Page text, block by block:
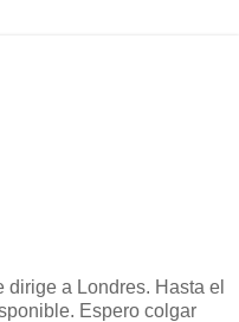
a Londres. Hasta el
Espero colgar